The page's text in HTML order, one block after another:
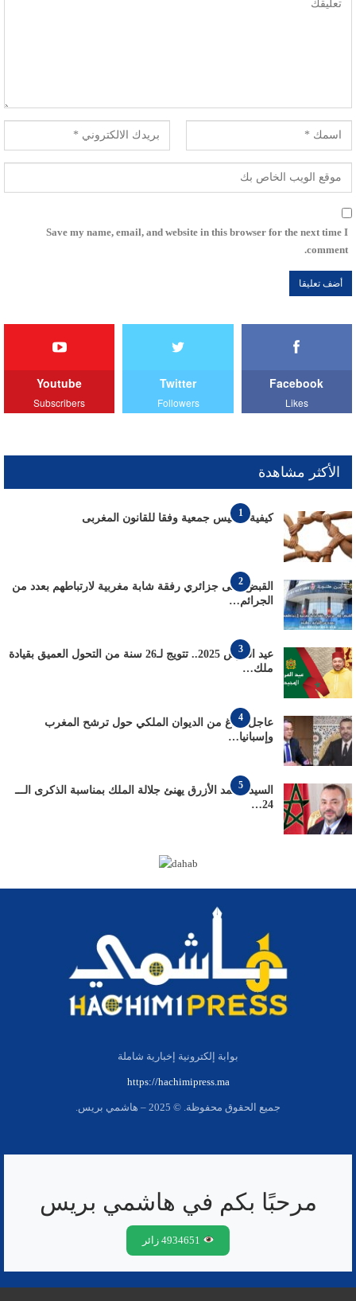
Save my name, email, and website in this browser for the next time I
comment.
Facebook
Likes
Twitter
Followers
Youtube
Subscribers
الأكثر مشاهدة
1
كيفية تأسيس جمعية وفقا للقانون المغربى
2
القبض على جزائري رفقة شابة مغربية لارتباطهم بعدد من
الجرائم…
3
عيد العرش 2025.. تتويج لـ26 سنة من التحول العميق بقيادة
ملك…
4
عاجل: بلاغ من الديوان الملكي حول ترشح المغرب
وإسبانيا…
5
السيد محمد الأزرق يهنئ جلالة الملك بمناسبة الذكرى الـــ
24…
بوابة إلكترونية إخبارية شاملة
https://hachimipress.ma
جميع الحقوق محفوظة. © 2025 – هاشمي بريس.
مرحبًا بكم في هاشمي بريس